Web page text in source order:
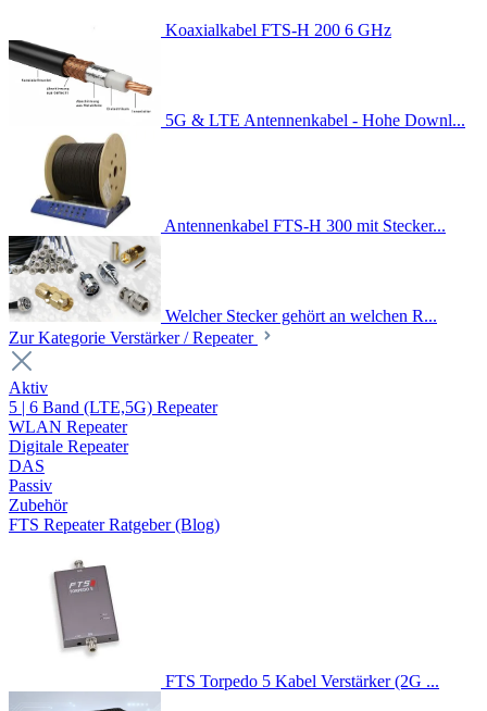
Koaxialkabel FTS-H 200 6 GHz
5G & LTE Antennenkabel - Hohe Downl...
Antennenkabel FTS-H 300 mit Stecker...
Welcher Stecker gehört an welchen R...
Zur Kategorie Verstärker / Repeater
Aktiv
5 | 6 Band (LTE,5G) Repeater
WLAN Repeater
Digitale Repeater
DAS
Passiv
Zubehör
FTS Repeater Ratgeber (Blog)
FTS Torpedo 5 Kabel Verstärker (2G ...